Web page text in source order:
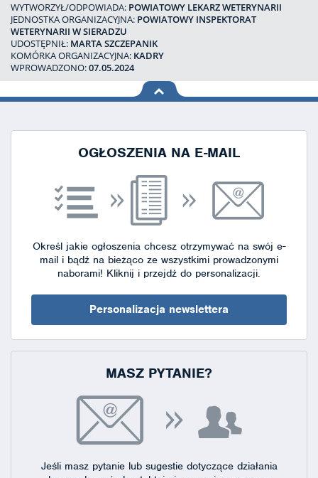
WYTWORZYŁ/ODPOWIADA: POWIATOWY LEKARZ WETERYNARII
JEDNOSTKA ORGANIZACYJNA: POWIATOWY INSPEKTORAT
WETERYNARII W SIERADZU
UDOSTĘPNIŁ: MARTA SZCZEPANIK
KOMÓRKA ORGANIZACYJNA: KADRY
WPROWADZONO:07.05.2024
na górę
OGŁOSZENIA NA E-MAIL
Określ jakie ogłoszenia chcesz otrzymywać na swój e-
mail i bądź na bieżąco ze wszystkimi prowadzonymi
naborami! Kliknij i przejdź do personalizacji.
Personalizacja newslettera
MASZ PYTANIE?
Jeśli masz pytanie lub sugestie dotyczące działania